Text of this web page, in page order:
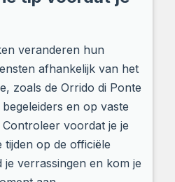
veranderen hun
afhankelijk van het
zoals de Orrido di Ponte
en op vaste
voordat je je
tijden op de officiële
je verrassingen en kom je